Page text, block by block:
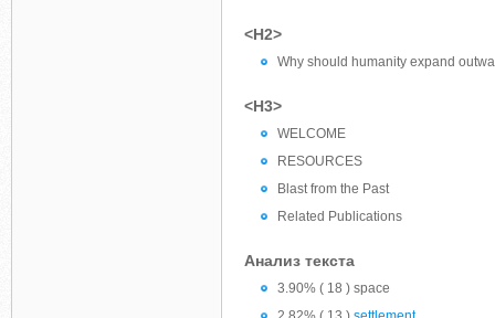
<H2>
Why should humanity expand
<H3>
WELCOME
RESOURCES
Blast from the Past
Related Publications
Анализ текста
3.90% ( 18 ) space